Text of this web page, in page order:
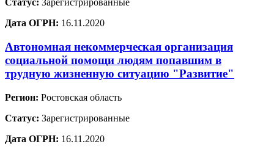
Статус: Зарегистрированные
Дата ОГРН: 16.11.2020
Автономная некоммерческая организация
социальной помощи людям попавшим в
трудную жизненную ситуацию "Развитие"
Регион: Ростовская область
Статус: Зарегистрированные
Дата ОГРН: 16.11.2020